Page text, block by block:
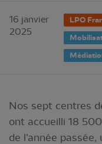
16 janvier
2025
LPO
Nos sept centres
ont accueilli 18
de l’année